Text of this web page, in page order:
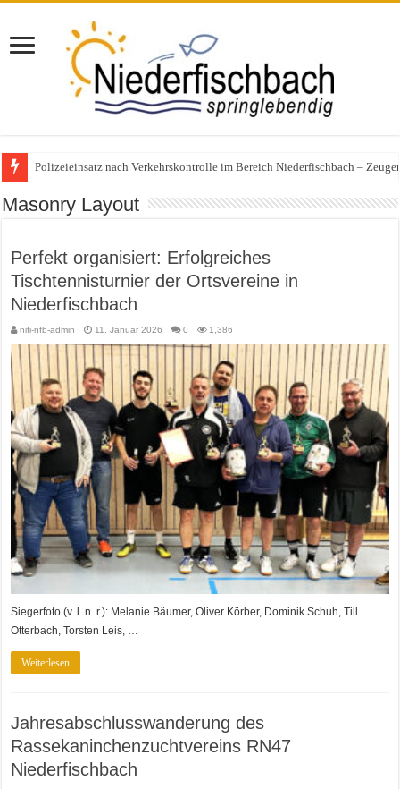
Polizeieinsatz nach Verkehrskontrolle im Bereich Niederfischbach –
Masonry Layout
Perfekt organisiert: Erfolgreiches
Tischtennisturnier der Ortsvereine in
Niederfischbach
nifi-nfb-admin 11. Januar 2026 0 1,386
Siegerfoto (v. l. n. r.): Melanie Bäumer, Oliver Körber, Dominik Schuh, Till
Otterbach, Torsten Leis, …
Weiterlesen
Jahresabschlusswanderung des
Rassekaninchenzuchtvereins RN47
Niederfischbach